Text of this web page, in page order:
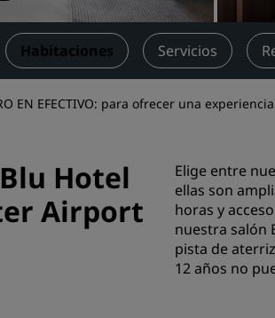
Habitaciones Servicios
EN EFECTIVO: para ofrecer una
Hotel
Airport
Elige entre
ellas son
horas y
nuestra salón
pista de
12 años no